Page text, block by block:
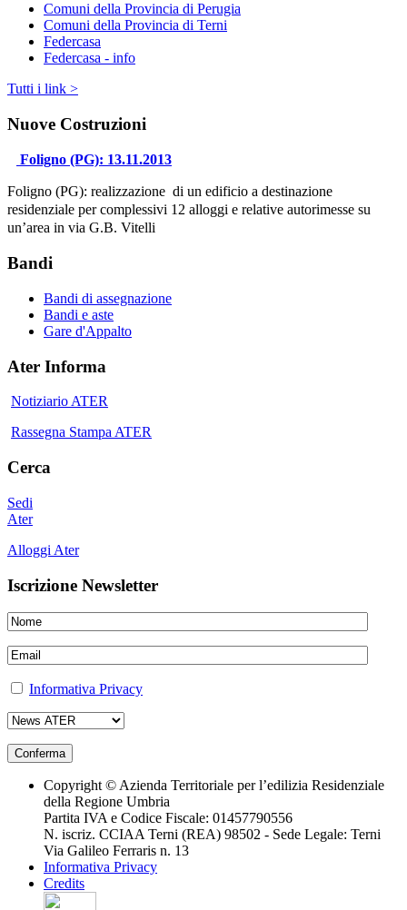
Comuni della Provincia di Perugia
Comuni della Provincia di Terni
Federcasa
Federcasa - info
Tutti i link >
Nuove Costruzioni
Foligno (PG): 13.11.2013
Foligno (PG): realizzazione di un edificio a destinazione
residenziale per complessivi 12 alloggi e relative autorimesse su
un’area in via G.B. Vitelli
Bandi
Bandi di assegnazione
Bandi e aste
Gare d'Appalto
Ater Informa
Notiziario ATER
Rassegna Stampa ATER
Cerca
Sedi
Ater
Alloggi Ater
Iscrizione Newsletter
Informativa Privacy
Copyright © Azienda Territoriale per l’edilizia Residenziale
della Regione Umbria
Partita IVA e Codice Fiscale: 01457790556
N. iscriz. CCIAA Terni (REA) 98502 - Sede Legale: Terni
Via Galileo Ferraris n. 13
Informativa Privacy
Credits